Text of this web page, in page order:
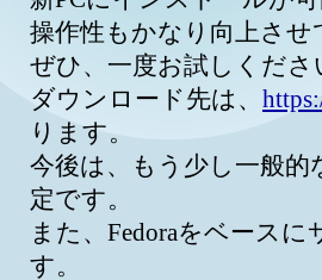
操作性もかなり向上させ
ぜひ、一度お試しくださ
ダウンロード先は、
ります。
今後は、もう少し一般
定です。
また、Fedoraをベース
す。